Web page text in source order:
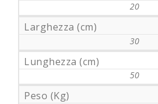
20
Larghezza (cm)
30
Lunghezza (cm)
50
Peso (Kg)